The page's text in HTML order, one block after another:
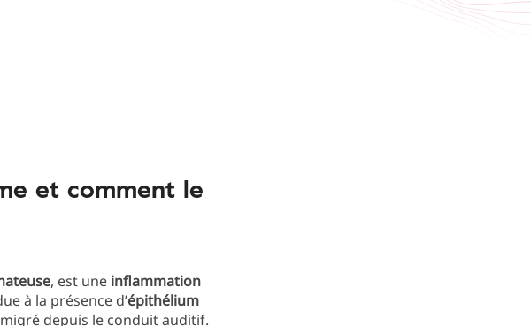
et comment le
, est une inflammation
à la présence d’épithélium
depuis le conduit auditif.